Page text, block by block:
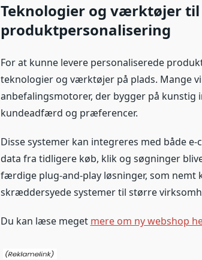
Teknologier og værktøjer
produktpersonalisering
For at kunne levere personaliserede
teknologier og værktøjer på plads. Mange
anbefalingsmotorer, der bygger på
kundeadfærd og præferencer.
Disse systemer kan integreres med både
data fra tidligere køb, klik og søgninger
færdige plug-and-play løsninger, som nemt
skræddersyede systemer til større
Du kan læse meget mere om ny webshop